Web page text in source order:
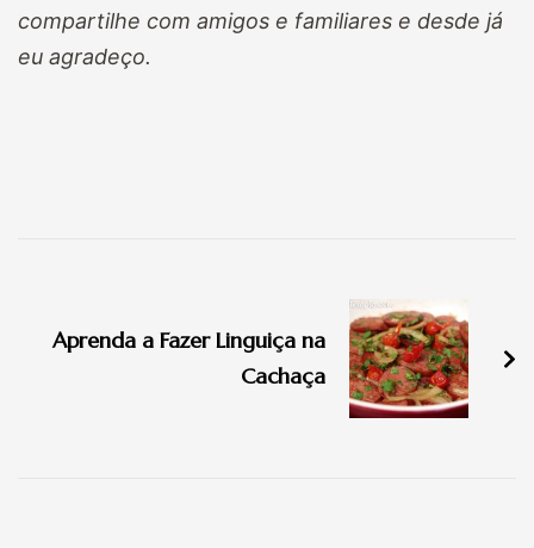
compartilhe com amigos e familiares e desde já
eu agradeço.
post
Aprenda a Fazer Linguiça na
Cachaça